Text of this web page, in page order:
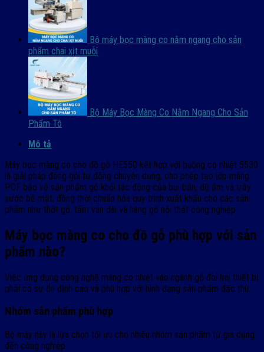
Bộ máy bọc màng co nằm ngang cho sản
phẩm chai xịt muỗi
Bộ Máy Bọc Màng Co Nằm Ngang Cho Sản
Phẩm Tô
Mô tả
Máy bọc màng co cho đồ gỗ HE550 kết hợp với buồng co nhiệt 5530
là giải pháp đóng gói tự động chuyên dụng, cho phép tạo lớp màng
POF bảo vệ sản phẩm gỗ khỏi tác động của bụi bẩn, độ ẩm và trầy
xước bề mặt, đồng thời chuẩn hóa quy trình xuất khẩu cho các sản
phẩm như thớt gỗ, tấm ván dài và hàng gỗ nội thất công nghiệp.
Máy bọc màng co cho đồ gỗ phù hợp với sản
phẩm nào?
Việc ứng dụng công nghệ màng co nhiệt vào ngành gỗ đòi hỏi thiết bị
phải có sự ổn định cao và phù hợp với hình dạng sản phẩm đặc thù.
Nhóm sản phẩm phù hợp
Bộ máy này là lựa chọn tối ưu cho nhiều nhóm sản phẩm từ gia dụng
đến công nghiệp: